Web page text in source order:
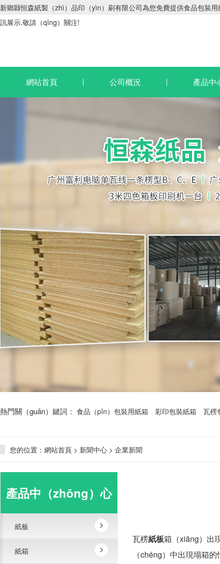
新鄉縣恒森紙製（zhì）品印（yìn）刷有限公司為您免費提供食品包裝
訊展示,敬請（qǐng）關注!
網站首頁 公司概況 產品中
熱門關（guān）鍵詞： 食品（pǐn）包裝用紙箱 彩印包裝紙箱 瓦楞
您的位置： 網站首頁 > 新聞中心 > 企業新聞
產品中（zhōng）心
紙板
紙箱
瓦楞紙板箱（xiāng）出
（chéng）中出現塌箱